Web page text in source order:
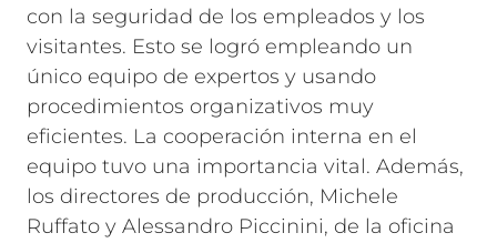
con la seguridad de los empleados y los
visitantes. Esto se logró empleando un
único equipo de expertos y usando
procedimientos organizativos muy
eficientes. La cooperación interna en el
equipo tuvo una importancia vital. Además,
los directores de producción, Michele
Ruffato y Alessandro Piccinini, de la oficina